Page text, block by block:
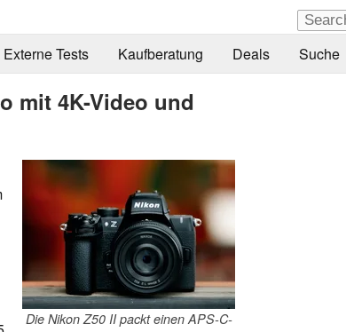
Externe Tests Kaufberatung Deals Suche
mit 4K-Video und
Die Nikon Z50 II packt einen APS-C-